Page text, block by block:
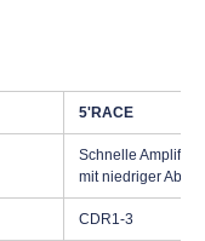
5'RACE
Schnelle
mit niedriger
CDR1-3